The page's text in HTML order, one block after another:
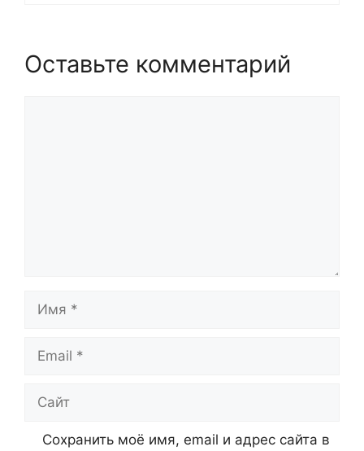
Оставьте комментарий
Сохранить моё имя, email и адрес сайта в